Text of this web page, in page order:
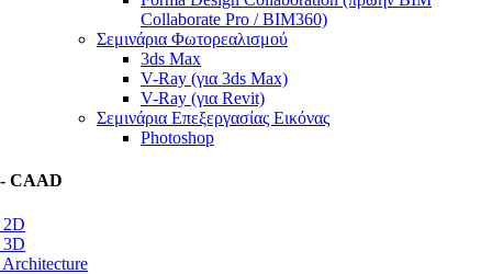
Collaborate Pro / BIM360)
Σεμινάρια Φωτορεαλισμού
3ds Max
V-Ray (για 3ds Max)
V-Ray (για Revit)
Σεμινάρια Επεξεργασίας Εικόνας
Photoshop
CAAD